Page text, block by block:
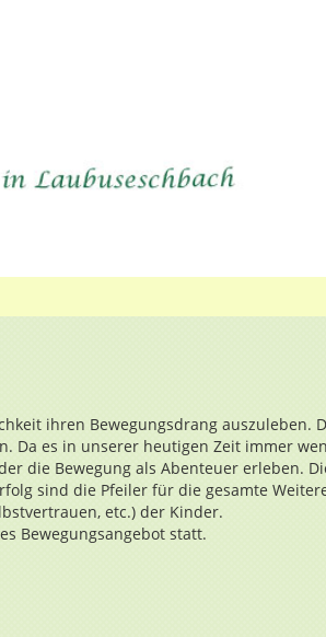
ihren Bewegungsdrang auszuleben.
Da es in unserer heutigen Zeit immer
die Bewegung als Abenteuer erleben.
sind die Pfeiler für die gesamte
etc.) der Kinder.
Bewegungsangebot statt.